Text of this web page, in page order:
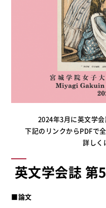
2024年3月に英文学会
下記のリンクからPDFで
詳しく
英文学会誌 第
■論文